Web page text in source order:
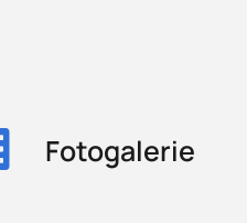
Fotogalerie